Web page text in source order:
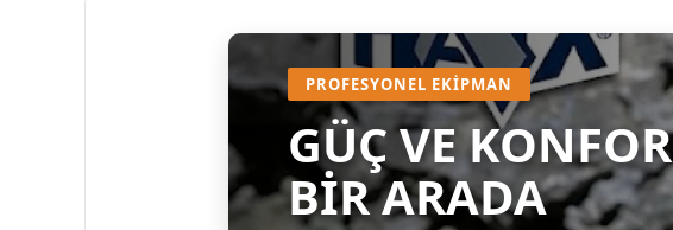
PROFESYONEL EKIPMAN
GÜÇ VE KONFOR
BİR ARADA